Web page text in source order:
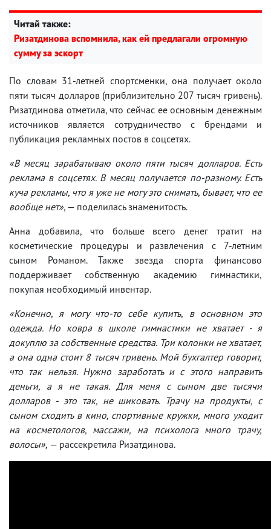
Читай также:
Ризатдинова вспомнила, как ей предлагали огромную
сумму за эскорт
По словам 31-летней спортсменки, она получает около
пяти тысяч долларов (приблизительно 207 тысяч гривень).
Ризатдинова отметила, что сейчас ее основным денежным
источников является сотрудничество с брендами и
публикация рекламных постов в соцсетях.
«В месяц зарабатываю около пяти тысяч долларов. Есть
реклама в соцсетях. В месяц получается по-разному. Есть
куча рекламы, что я уже не могу это снимать, бывает, что ее
вообще нет», — поделилась знаменитость.
Анна добавила, что больше всего денег тратит на
косметические процедуры и развлечения с 7-летним
сыном Романом. Также звезда спорта финансово
поддерживает собственную академию гимнастики,
покупая необходимый инвентар.
«Конечно, я могу что-то себе купить, в основном это
одежда. Но ковра в школе гимнастики не хватает - я
докуплю за собственные средства. Три колонки не хватает,
а она одна стоит 8 тысяч гривень. Мой бухгалтер говорит,
что так нельзя. Нужно заработать и с этого направить
деньги, а я не такая. Для меня с сыном две тысячи
долларов - это так, не шиковать. Трачу на продукты, с
сыном сходить в кино, спортивные кружки, много уходит
на косметологов, массажи, на психолога много трачу,
волосы», — рассекретила Ризатдинова.